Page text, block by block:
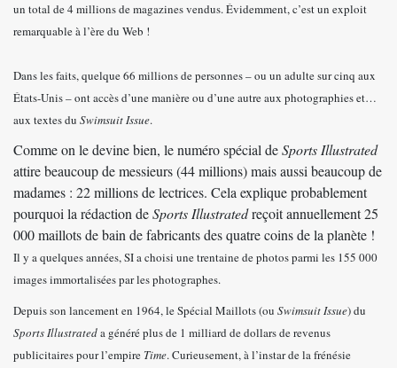
un total de 4 millions de magazines vendus. Évidemment, c’est un exploit
remarquable à l’ère du Web !
Dans les faits, quelque 66 millions de personnes – ou un adulte sur cinq aux
États-Unis – ont accès d’une manière ou d’une autre aux photographies et…
aux textes du Swimsuit Issue.
Comme on le devine bien, le numéro spécial deSports Illustrated
attire beaucoup de messieurs (44 millions) mais aussi beaucoup de
madames : 22 millions de lectrices. Cela explique probablement
pourquoi la rédaction deSports Illustratedreçoit annuellement 25
000 maillots de bain de fabricants des quatre coins de la planète !
Il y a quelques années, SI a choisi une trentaine de photos parmi les 155 000
images immortalisées par les photographes.
Depuis son lancement en 1964, le Spécial Maillots (ou Swimsuit Issue) du
Sports Illustrateda généré plus de 1 milliard de dollars de revenus
publicitaires pour l’empire Time. Curieusement, à l’instar de la frénésie